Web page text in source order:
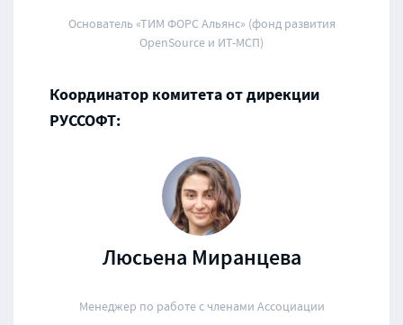
Основатель «ТИМ ФОРС Альянс» (фонд развития
OpenSource и ИТ-МСП)
Координатор комитета от дирекции
РУССОФТ:
Люсьена Миранцева
Менеджер по работе с членами Ассоциации